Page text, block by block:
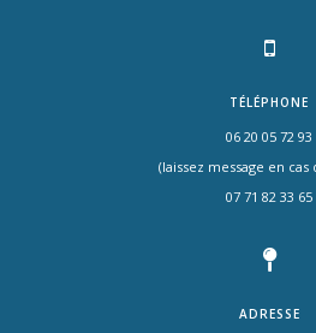
TÉLÉPHONE
06 20 05 72 93
(laissez message en cas
07 71 82 33 65
ADRESSE